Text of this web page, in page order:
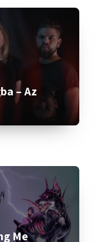
– Az
Me